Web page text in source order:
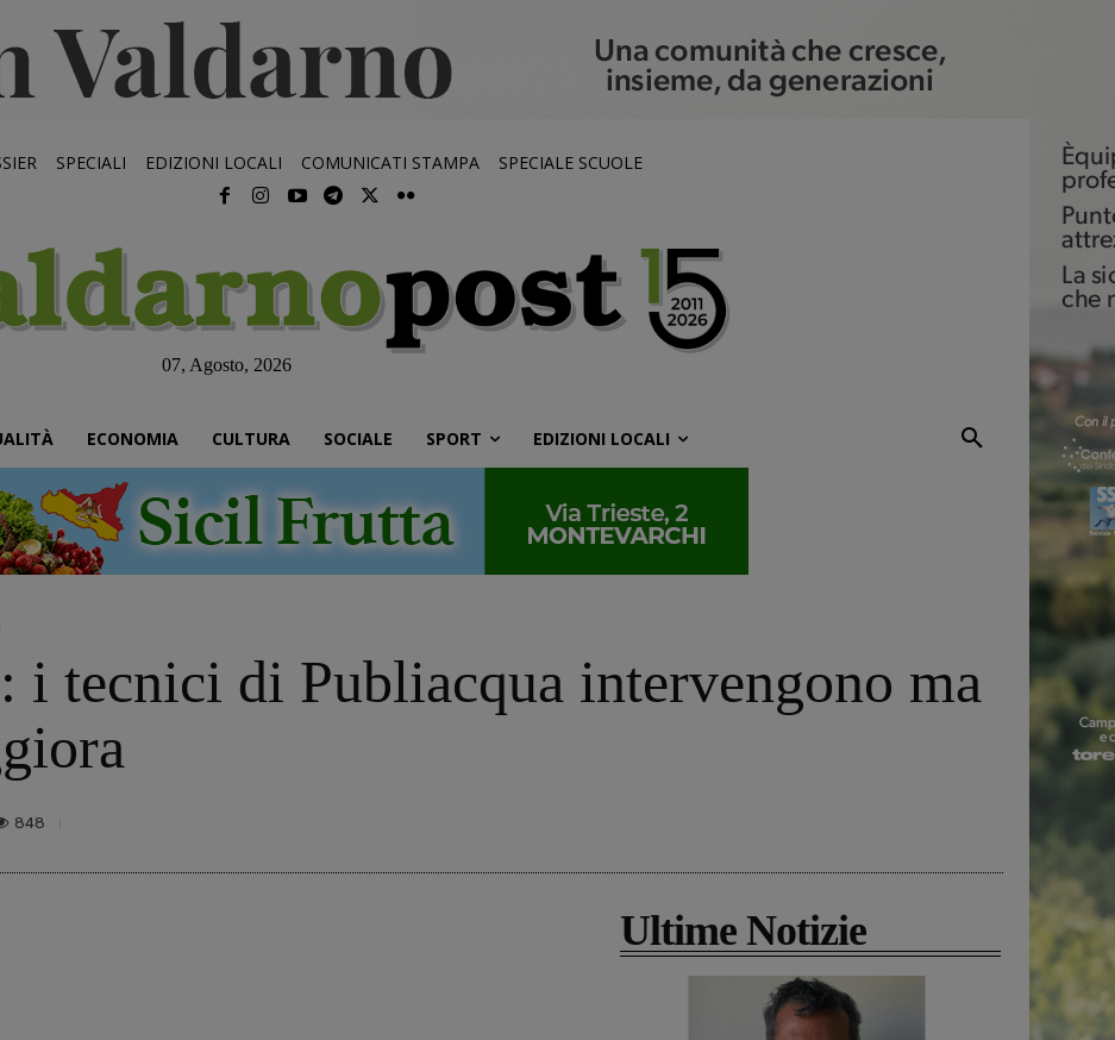
SPECIALI EDIZIONI LOCALI COMUNICATI STAMPA SPECIALE SCUOLE
07, Agosto, 2026
ECONOMIA CULTURA SOCIALE SPORT EDIZIONI LOCALI
i tecnici di Publiacqua intervengono ma
848
Ultime Notizie